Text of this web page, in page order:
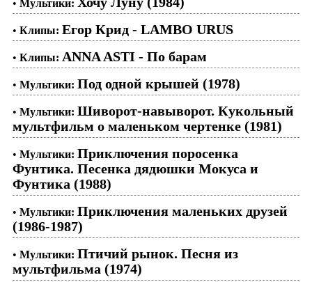
• Мультики:
• Клипы: Егор Крид - LAMBO URUS
• Клипы: ANNA ASTI - По барам
• Мультики: Под одной крышей (1978)
• Мультики: Шиворот-навыворот. Кукольный
мультфильм о маленьком чертенке (1981)
• Мультики: Приключения поросенка
Фунтика. Песенка дядюшки Мокуса и
Фунтика (1988)
• Мультики: Приключения маленьких друзей
(1986-1987)
• Мультики: Птичий рынок. Песня из
мультфильма (1974)